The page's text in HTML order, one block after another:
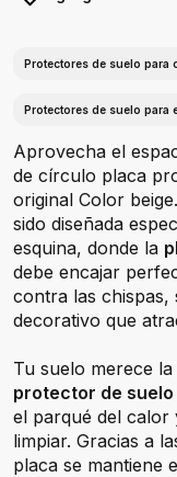
Protectores de suelo para
Protectores de suelo para
Aprovecha el
de círculo placa
original Color
sido diseñada
esquina, donde la
debe encajar
contra las chispas,
decorativo que
Tu suelo merece
protector de
el parqué del calor
limpiar. Gracias a
placa se mantiene